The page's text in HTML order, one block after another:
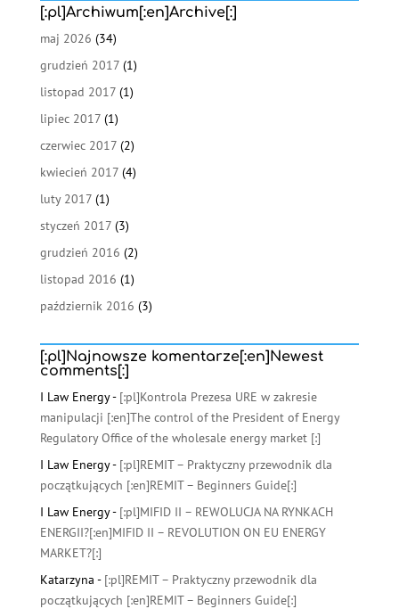
[:pl]Archiwum[:en]Archive[:]
maj 2026 (34)
grudzień 2017(1)
listopad 2017(1)
lipiec 2017(1)
czerwiec 2017(2)
kwiecień 2017(4)
luty 2017(1)
styczeń 2017(3)
grudzień 2016 (2)
listopad 2016 (1)
październik 2016 (3)
[:pl]Najnowsze komentarze[:en]Newest
comments[:]
I Law Energy- [:pl]Kontrola Prezesa URE w zakresie
manipulacji [:en]The control of the President of Energy
Regulatory Office of the wholesale energy market [:]
I Law Energy- [:pl]REMIT – Praktyczny przewodnik dla
początkujących [:en]REMIT – Beginners Guide[:]
I Law Energy- [:pl]MIFID II – REWOLUCJA NA RYNKACH
ENERGII?[:en]MIFID II – REVOLUTION ON EU ENERGY
MARKET?[:]
Katarzyna - [:pl]REMIT – Praktyczny przewodnik dla
początkujących [:en]REMIT – Beginners Guide[:]